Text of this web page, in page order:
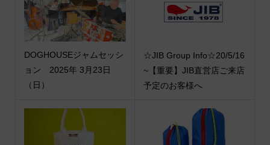
DOGHOUSEジャムセッシ
ョン 2025年 3月23日
（日）
☆JIB Group Info☆20/5/16
~【重要】JIB直営店ご来店
予定のお客様へ